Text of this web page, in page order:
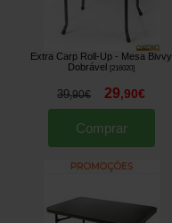
Extra Carp Roll-Up - Mesa Bivvy
Dobrável [216020]
39,90€ 29,90€
Comprar